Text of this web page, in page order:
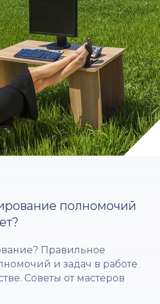
полномочий
Правильное
и задач в работе
Советы от мастеров